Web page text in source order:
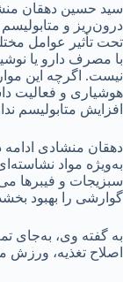
سید حسین دهقان
درون‌ریز و
تحت تأثیر عوامل
با مصرف دارو یا
نیست. اگرچه این
هوشیاری و فعالیت
افزایش متابولیسم
دهقان منشادی
به‌ویژه مواد
سبزیجات و فیبرها
گوارشی را بهبود
به گفته وی، به‌جای
اصلاح تغذیه،